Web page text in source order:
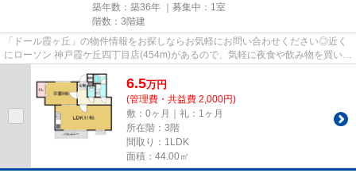
築年数：築36年 ｜募集中： 1室
階数：3階建
「ドール霞ヶ丘」の物件情報をお探しならお気軽にお問い合わせください◎近く
にローソン 神戸霞ケ丘四丁目店(454m)があるので、気軽に夜食や飲み物を買いに
6.5万円
(管理費・共益費 2,000円)
敷：0ヶ月｜礼：1ヶ月
所在階：3階
間取り：1LDK
面積：44.00㎡